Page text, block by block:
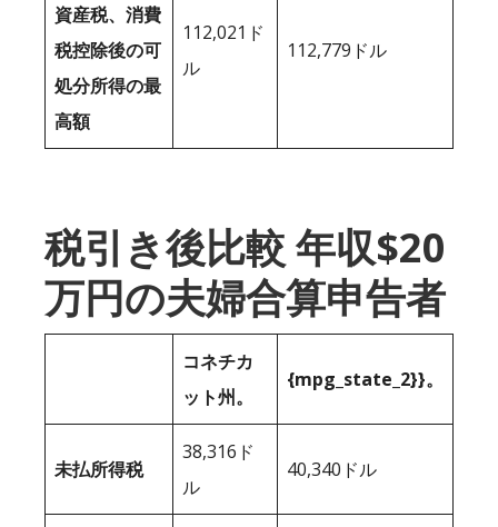
資産税、消費
税控除後の可
処分所得の最
高額
112,021ド
ル
112,779ドル
税引き後比較 年収$20
万円の夫婦合算申告者
コネチカ
ット州。
{mpg_state_2}}。
未払所得税
38,316ド
ル
40,340ドル